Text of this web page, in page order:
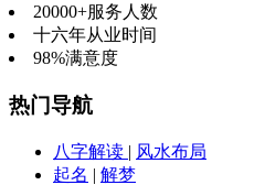
20000+服务人数
十六年从业时间
98%满意度
热门导航
八字解读 | 风水布局
起名 | 解梦